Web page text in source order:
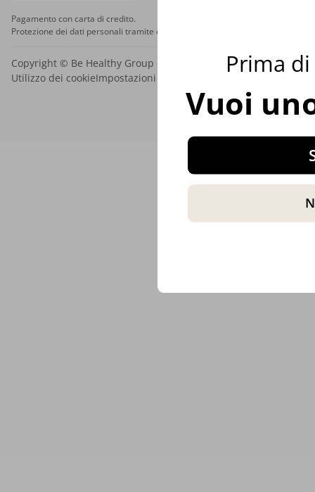
Pagamento con carta di credito.
Protezione dei dati personali tramite crittografia SSL.
Copyright © Be Healthy Group d.o.o. 2012 - 2026
Utilizzo dei cookieImpostazioni dei cookie
Prima
Vuoi